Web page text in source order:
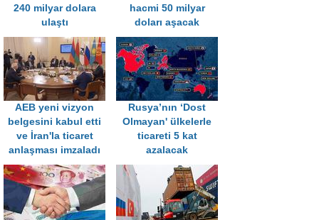
240 milyar dolara
ulaştı
hacmi 50 milyar
doları aşacak
AEB yeni vizyon
belgesini kabul etti
ve İran'la ticaret
anlaşması imzaladı
Rusya’nın ‘Dost
Olmayan' ülkelerle
ticareti 5 kat
azalacak